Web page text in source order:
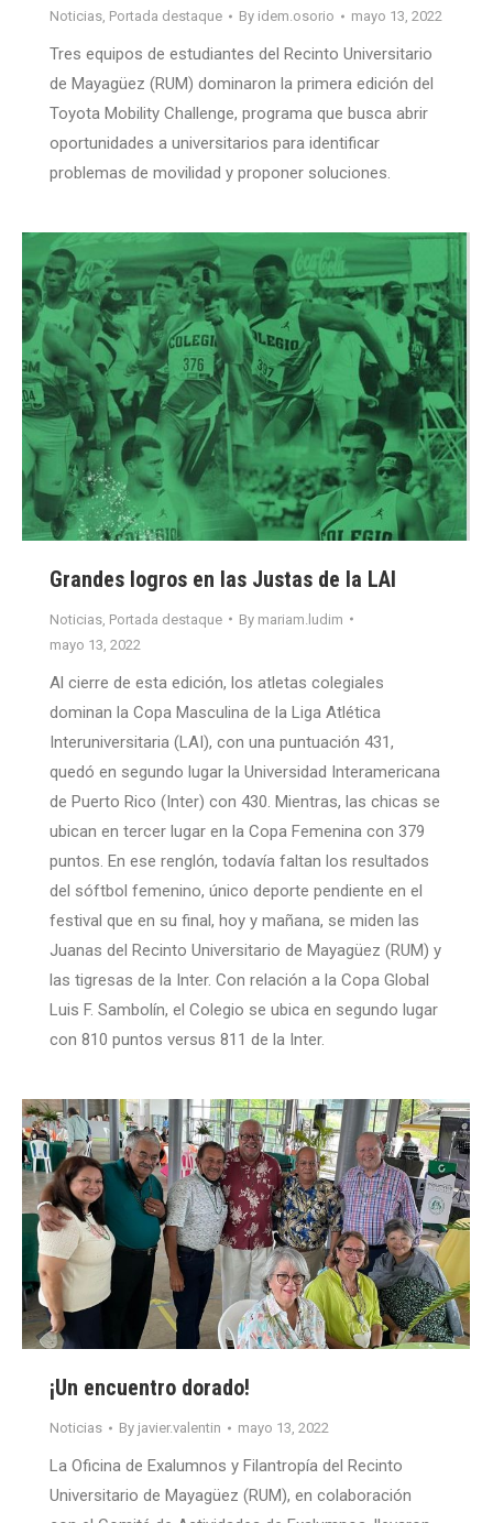
Noticias, Portada destaque By idem.osorio mayo 13, 2022
Tres equipos de estudiantes del Recinto Universitario
de Mayagüez (RUM) dominaron la primera edición del
Toyota Mobility Challenge, programa que busca abrir
oportunidades a universitarios para identificar
problemas de movilidad y proponer soluciones.
Grandes logros en las Justas de la LAI
Noticias Portada destaque By mariam.ludim
mayo 13, 2022
Al cierre de esta edición, los atletas colegiales
dominan la Copa Masculina de la Liga Atlética
Interuniversitaria (LAI), con una puntuación 431,
quedó en segundo lugar la Universidad Interamericana
de Puerto Rico (Inter) con 430. Mientras, las chicas se
ubican en tercer lugar en la Copa Femenina con 379
puntos. En ese renglón, todavía faltan los resultados
del sóftbol femenino, único deporte pendiente en el
festival que en su final, hoy y mañana, se miden las
Juanas del Recinto Universitario de Mayagüez (RUM) y
las tigresas de la Inter. Con relación a la Copa Global
Luis F. Sambolín, el Colegio se ubica en segundo lugar
con 810 puntos versus 811 de la Inter.
¡Un encuentro dorado!
Noticias By javier.valentin mayo 13, 2022
La Oficina de Exalumnos y Filantropía del Recinto
Universitario de Mayagüez (RUM), en colaboración